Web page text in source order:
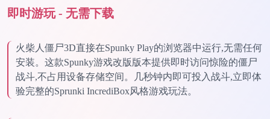
即时游玩 - 无需下载
火柴人僵尸3D直接在Spunky Play的浏览器中运行,无需任何
安装。这款Spunky游戏改版版本提供即时访问惊险的僵尸
战斗,不占用设备存储空间。几秒钟内即可投入战斗,立即体
验完整的Sprunki IncrediBox风格游戏玩法。